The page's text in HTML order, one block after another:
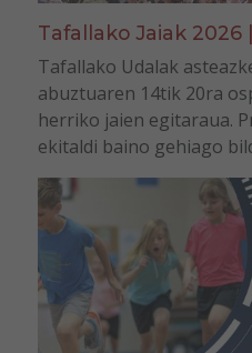
Tafallako Jaiak 2026
Tafallako Udalak
abuztuaren 14tik 20ra
herriko jaien egitaraua.
ekitaldi baino gehiago